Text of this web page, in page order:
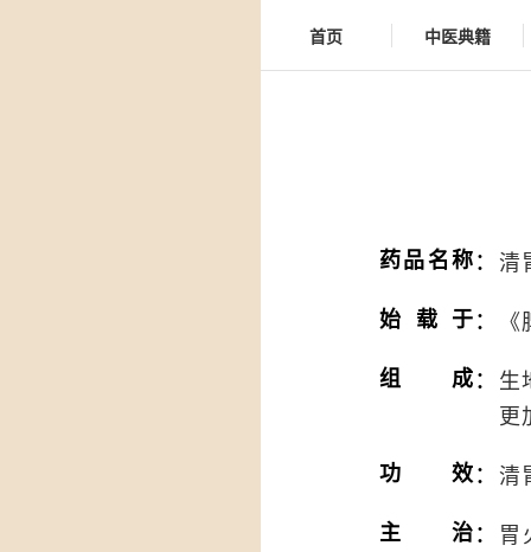
首页 中医典籍
药品名称： 清
始载于：
组成： 生
更
功效： 清
主治：
胃